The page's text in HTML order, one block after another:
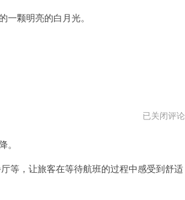
颗明亮的白月光。
白
月
mac
下
已关闭评论
等，让旅客在等待航班的过程中感受到舒适